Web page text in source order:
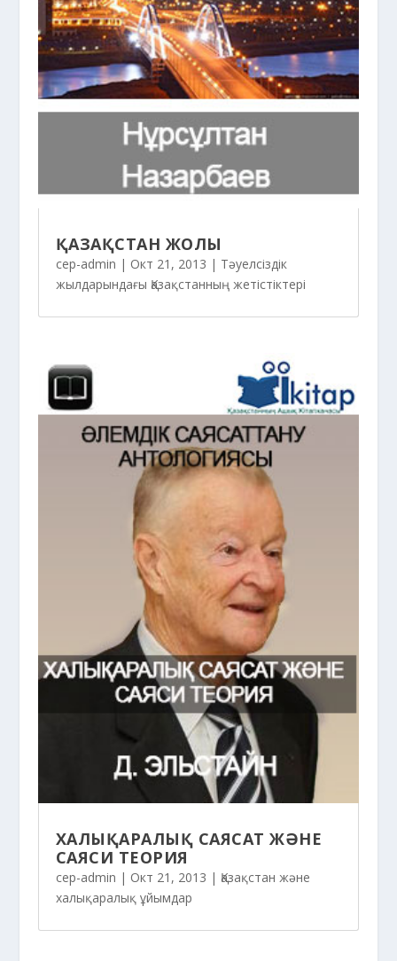
ҚАЗАҚСТАН ЖОЛЫ
cep-admin | Окт 21, 2013 | Тәуелсіздік
жылдарындағы Қазақстанның жетістіктері
ХАЛЫҚАРАЛЫҚ САЯСАТ ЖӘНЕ
САЯСИ ТЕОРИЯ
cep-admin | Окт 21, 2013 | Қазақстан және
халықаралық ұйымдар